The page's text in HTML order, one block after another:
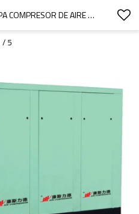
75KW 0.75/0.85/1.05MPA COMPRESOR DE AIRE DE TORNILLO SECO
/ 5